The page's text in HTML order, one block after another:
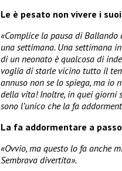
Le è pesato non vivere i
«Complice la pausa di
una settimana. Una settimana
di un neonato è qualcosa di
voglia di starle vicino tutto il
annuso non se lo spiega, ma io
della vita! Inoltre, in quei giorni
sono l’unico che la fa
La fa addormentare a
«Ovvio, ma questo lo fa anche
Sembrava divertita».